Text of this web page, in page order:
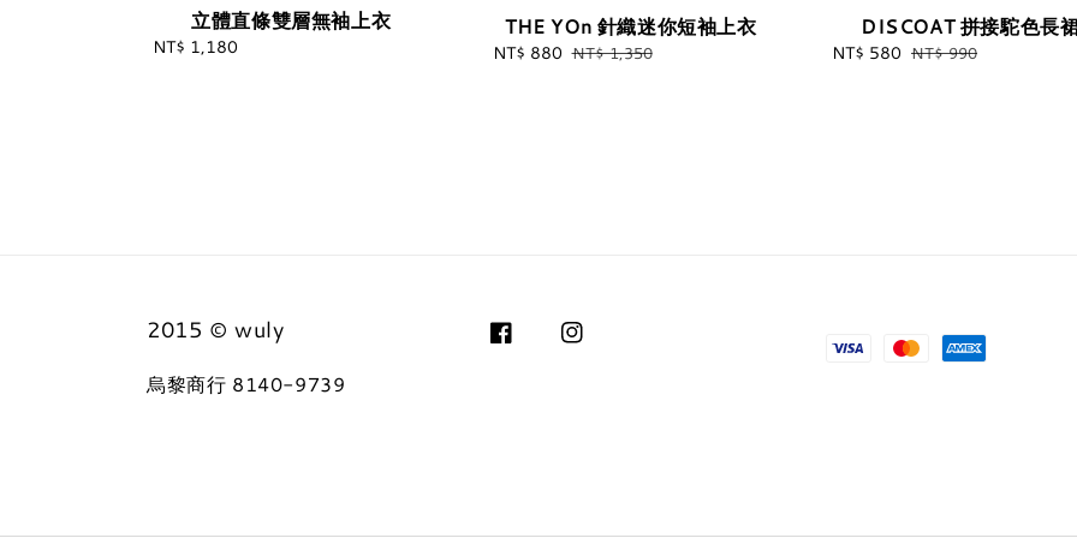
立體直條雙層無袖上衣
Regular
NT$ 1,180
THE YOn 針織迷你短袖上衣
Sale
NT$ 880 Regular
NT$ 1,350
DISCOAT 拼接駝色長
Sale
NT$ 580 Regular
NT$ 990
2015 © wuly
烏黎商行 8140-9739